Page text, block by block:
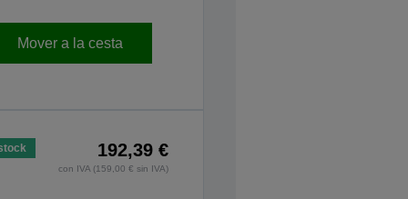
Mover a la cesta
192,39 €
con IVA (159,00 € sin IVA)